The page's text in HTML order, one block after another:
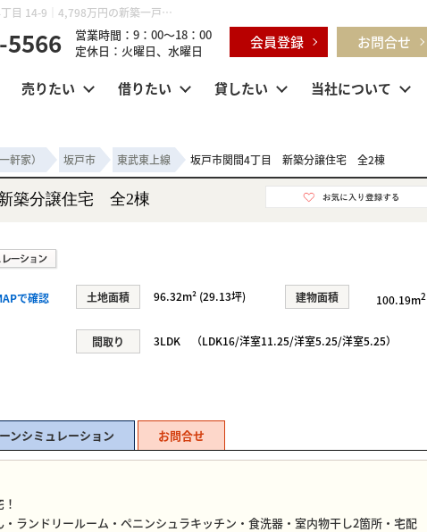
坂戸市関間4丁目 新築分譲住宅 全2棟 埼玉県坂戸市関間4丁目 14-9｜4,798万円の新築一戸建て｜センチュリー21明和ハウス
5566
営業時間：9：00～18：00
定休日：火曜日、水曜日
会員登録 お問合せ
売りたい 借りたい 貸したい 当社について
軒家） 坂戸市 東武東上線 坂戸市関間4丁目 新築分譲住宅 全2棟
築分譲住宅 全2棟
で確認 土地面積 96.32m² (29.13坪) 建物面積 100.19m2
間取り 3LDK （LDK16/洋室11.25/洋室5.25/洋室5.25）
ンシミュレーション お問合せ
ランドリールーム・ペニンシュラキッチン・食洗器・室内物干し2箇所・宅配